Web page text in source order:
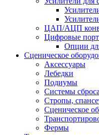
ЦАП/АЦП
Цифровые
Опции
Сценическое
Аксессуары
Лебедки
Подиумы
Системы
Стропы,
Сценическое
Фермы